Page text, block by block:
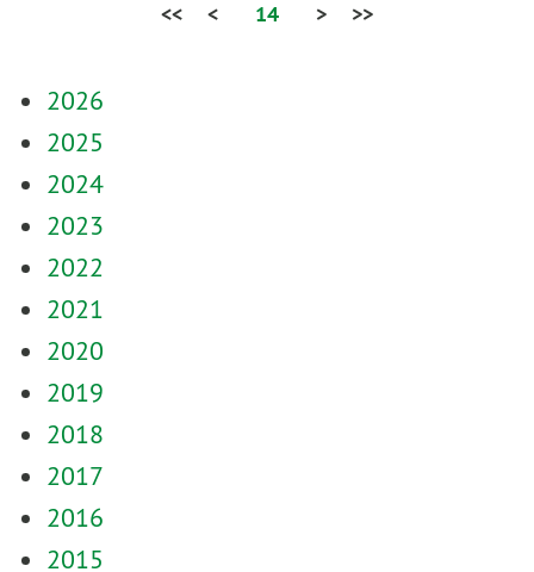
<<
< 14 > >>
2026
2025
2024
2023
2022
2021
2020
2019
2018
2017
2016
2015